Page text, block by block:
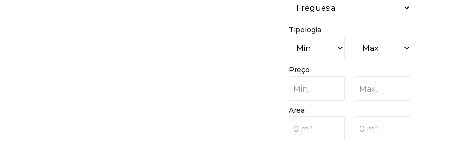
Tipologia
Preço
Min. Max.
Area
0 m² 0 m²